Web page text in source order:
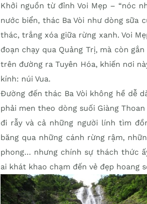
Khởi nguồn từ đỉnh Voi Mẹp – “nóc
nước biển, thác Ba Vòi như dòng sữa
thác, trắng xóa giữa rừng xanh. Voi
đoạn chạy qua Quảng Trị, mà còn
trên đường ra Tuyên Hóa, khiến nơi
kính: núi Vua.
Đường đến thác Ba Vòi không hề dễ
phải men theo dòng suối Giàng
đi rẫy và cả những người lính tìm
băng qua những cánh rừng rậm,
phong… nhưng chính sự thách thức
ai khát khao chạm đến vẻ đẹp hoang